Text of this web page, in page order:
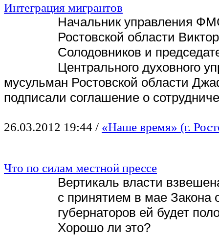
Интеграция мигрантов
Начальник управления
Ростовской области Виктор
Солодовников и
Центрального духовного
мусульман Ростовской области
подписали соглашение о
26.03.2012 19:44 / «Наше время» (г.
Что по силам местной прессе
Вертикаль власти
с принятием в мае Закона
губернаторов ей будет
Хорошо ли это?